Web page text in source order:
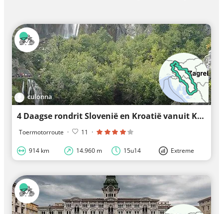
culonna
4 Daagse rondrit Slovenië en Kroatië vanuit Kranjska Gora
Toermotorroute · 11 ·
914 km 14.960 m 15u14 Extreme